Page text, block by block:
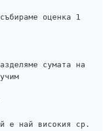
оценка 1
сумата на
е най високия ср.